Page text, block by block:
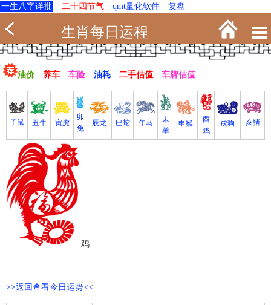
一生八字详批 二十四节气 qmt量化软件 复盘
生肖每日运程
油价 养车 车险 油耗 二手估值 车牌估值
子鼠 丑牛 寅虎
卯
兔
辰龙 巳蛇 午马
未
羊
申猴
酉
鸡
戌狗 亥猪
鸡
>>返回查看今日运势<<